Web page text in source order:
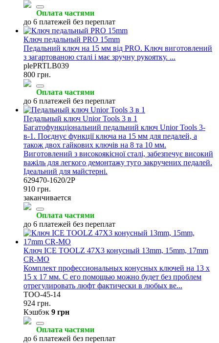
Оплата частями
до 6 платежей без переплат
Ключ педальный PRO 15mm
Педальний ключ на 15 мм від PRO. Ключ виготовлений
з загартованою сталі і має зручну рукоятку. ...
plePRTLB039
800 грн.
Оплата частями
до 6 платежей без переплат
Педальный ключ Unior Tools 3 в 1
Багатофункціональний педальний ключ Unior Tools 3-
в-1. Поєднує функції ключа на 15 мм для педалей, а
також двох гайкових ключів на 8 та 10 мм.
Виготовлений з високоякісної сталі, забезпечує високий
важіль для легкого демонтажу туго закручених педалей.
Ідеальний для майстерні.
629470-1620/2P
910 грн.
заканчивается
Оплата частями
до 6 платежей без переплат
Ключ ICE TOOLZ 47X3 конусный 13mm, 15mm, 17mm
CR-MO
Комплект профессиональных конусных ключей на 13 x
15 x 17 мм. С его помощью можно будет без проблем
отрегулировать люфт фактически в любых ве...
TOO-45-14
924 грн.
Кэшбэк 9 грн
Оплата частями
до 6 платежей без переплат